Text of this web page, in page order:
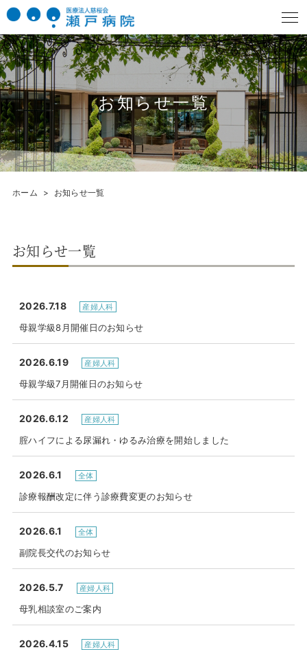
お知らせ一覧
ホーム お知らせ一覧
お知らせ一覧
2026.7.18 産婦人科
母親学級8月開催日のお知らせ
2026.6.19 産婦人科
母親学級7月開催日のお知らせ
2026.6.12 産婦人科
腟ハイフによる尿漏れ・ゆるみ治療を開始しました
2026.6.1 全体
診療報酬改定に伴う診療費変更のお知らせ
2026.6.1 全体
副院長交代のお知らせ
2026.5.7 産婦人科
母乳相談室のご案内
2026.4.15 産婦人科